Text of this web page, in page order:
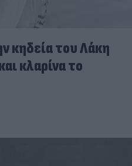
κηδεία του Λάκη
κλαρίνα το